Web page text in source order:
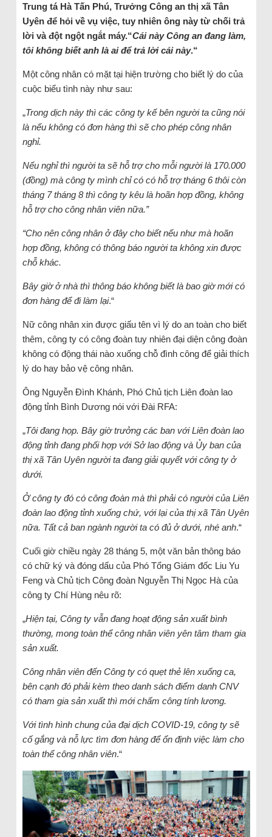
Trung tá Hà Tấn Phú, Trưởng Công an thị xã Tân
Uyên để hỏi về vụ việc, tuy nhiên ông này từ chối trả
lời và đột ngột ngắt máy.“Cái này Công an đang làm,
tôi không biết anh là ai để trả lời cái này.“
Một công nhân có mặt tại hiện trường cho biết lý do của
cuộc biểu tình này như sau:
„Trong dịch này thì các công ty kế bên người ta cũng nói
là nếu không có đơn hàng thì sẽ cho phép công nhân
nghỉ.
Nếu nghỉ thì người ta sẽ hỗ trợ cho mỗi người là 170.000
(đồng) mà công ty mình chỉ có có hỗ trợ tháng 6 thôi còn
tháng 7 tháng 8 thì công ty kêu là hoãn hợp đồng, không
hỗ trợ cho công nhân viên nữa.”
“Cho nên công nhân ở đây cho biết nếu như mà hoãn
hợp đồng, không có thông báo người ta không xin được
chỗ khác.
Bây giờ ở nhà thì thông báo không biết là bao giờ mới có
đơn hàng để đi làm lại.“
Nữ công nhân xin được giấu tên vì lý do an toàn cho biết
thêm, công ty có công đoàn tuy nhiên đại diện công đoàn
không có động thái nào xuống chỗ đình công để giải thích
lý do hay bảo vệ công nhân.
Ông Nguyễn Đình Khánh, Phó Chủ tịch Liên đoàn lao
động tỉnh Bình Dương nói với Đài RFA:
„Tôi đang họp. Bây giờ trưởng các ban với Liên đoàn lao
động tỉnh đang phối hợp với Sở lao động và Ủy ban của
thị xã Tân Uyên người ta đang giải quyết với công ty ở
dưới.
Ở công ty đó có công đoàn mà thì phải có người của Liên
đoàn lao động tỉnh xuống chứ, với lại của thị xã Tân Uyên
nữa. Tất cả ban ngành người ta có đủ ở dưới, nhé anh.“
Cuối giờ chiều ngày 28 tháng 5, một văn bản thông báo
có chữ ký và đóng dấu của Phó Tổng Giám đốc Liu Yu
Feng và Chủ tịch Công đoàn Nguyễn Thị Ngọc Hà của
công ty Chí Hùng nêu rõ:
„Hiện tại, Công ty vẫn đang hoạt động sản xuất bình
thường, mong toàn thể công nhân viên yên tâm tham gia
sản xuất.
Công nhân viên đến Công ty có quẹt thẻ lên xuống ca,
bên cạnh đó phải kèm theo danh sách điểm danh CNV
có tham gia sản xuất thì mới chấm công tính lương.
Với tình hình chung của đại dịch COVID-19, công ty sẽ
cố gắng và nỗ lực tìm đơn hàng để ổn định việc làm cho
toàn thể công nhân viên.“